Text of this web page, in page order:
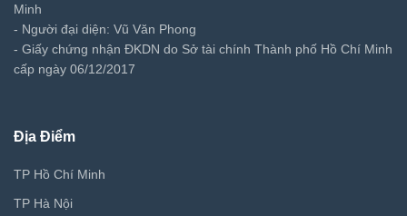
Minh
- Người đại diện: Vũ Văn Phong
- Giấy chứng nhận ĐKDN do Sở tài chính Thành phố Hồ Chí Minh
cấp ngày 06/12/2017
Địa Điểm
TP Hồ Chí Minh
TP Hà Nội